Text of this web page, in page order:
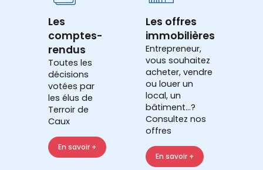
Les
comptes-
rendus
Toutes les
décisions
votées par
les élus de
Terroir de
Caux
En savoir +
Les offres
immobilières
Entrepreneur,
vous souhaitez
acheter, vendre
ou louer un
local, un
bâtiment...?
Consultez nos
offres
En savoir +